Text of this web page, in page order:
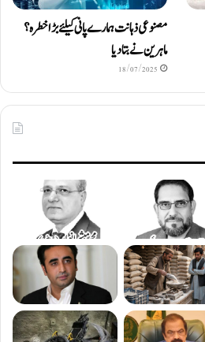
مصنوعی ذہانت ہمارے پانی کیلئے بڑا خطرہ؟
ماہرین نے بتا دیا
18/07/2025